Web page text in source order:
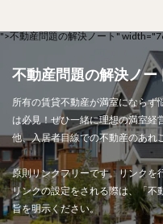
">不動産問題の解決ノート"
不動産問題の解決ノー
所有の賃貸不動産が満室になら
は必見！ぜひ一緒に理想の満室
他、入居者目線での不動産のあれ
原則リンクフリーです。リンクを
リンクの設定をされる際は、「不
旨を明示ください。